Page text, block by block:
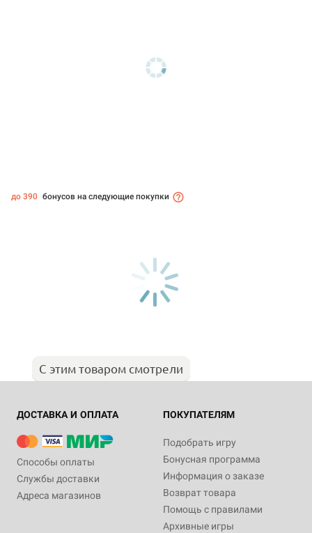
до 390 бонусов на следующие покупки
С этим товаром смотрели
ДОСТАВКА И ОПЛАТА
Способы оплаты
Службы доставки
Адреса магазинов
ПОКУПАТЕЛЯМ
Подобрать игру
Бонусная программа
Информация о заказе
Возврат товара
Помощь с правилами
Архивные игры